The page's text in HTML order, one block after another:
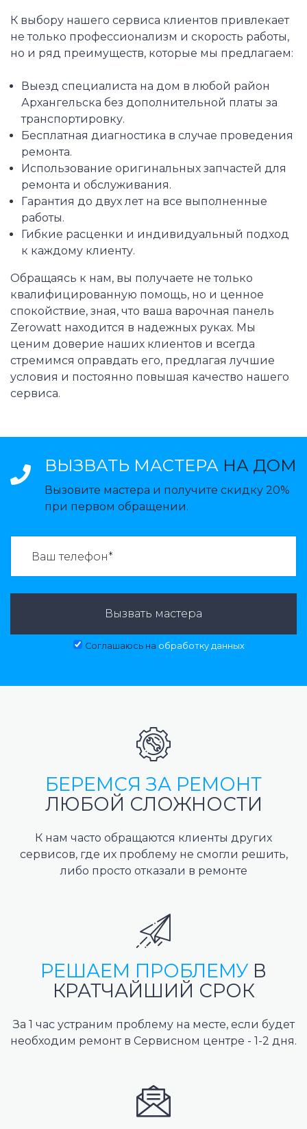
К выбору нашего сервиса клиентов привлекает
не только профессионализм и скорость работы,
но и ряд преимуществ, которые мы предлагаем:
Выезд специалиста на дом в любой район
Архангельска без дополнительной платы за
транспортировку.
Бесплатная диагностика в случае проведения
ремонта.
Использование оригинальных запчастей для
ремонта и обслуживания.
Гарантия до двух лет на все выполненные
работы.
Гибкие расценки и индивидуальный подход
к каждому клиенту.
Обращаясь к нам, вы получаете не только
квалифицированную помощь, но и ценное
спокойствие, зная, что ваша варочная панель
Zerowatt находится в надежных руках. Мы
ценим доверие наших клиентов и всегда
стремимся оправдать его, предлагая лучшие
условия и постоянно повышая качество нашего
сервиса.
ВЫЗВАТЬ МАСТЕРА НА ДОМ
Вызовите мастера и получите скидку 20%
при первом обращении.
Вызвать мастера
Соглашаюсь на обработку данных
БЕРЕМСЯ ЗА РЕМОНТ
ЛЮБОЙ СЛОЖНОСТИ
К нам часто обращаются клиенты других
сервисов, где их проблему не смогли решить,
либо просто отказали в ремонте
РЕШАЕМ ПРОБЛЕМУ В
КРАТЧАЙШИЙ СРОК
За 1 час устраним проблему на месте, если будет
необходим ремонт в Сервисном центре - 1-2 дня.